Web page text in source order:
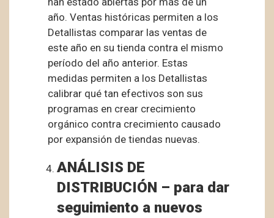
año. Ventas históricas permiten a los
Detallistas comparar las ventas de
este año en su tienda contra el mismo
período del año anterior. Estas
medidas permiten a los Detallistas
calibrar qué tan efectivos son sus
programas en crear crecimiento
orgánico contra crecimiento causado
por expansión de tiendas nuevas.
ANÁLISIS DE
DISTRIBUCIÓN – para dar
seguimiento a nuevos